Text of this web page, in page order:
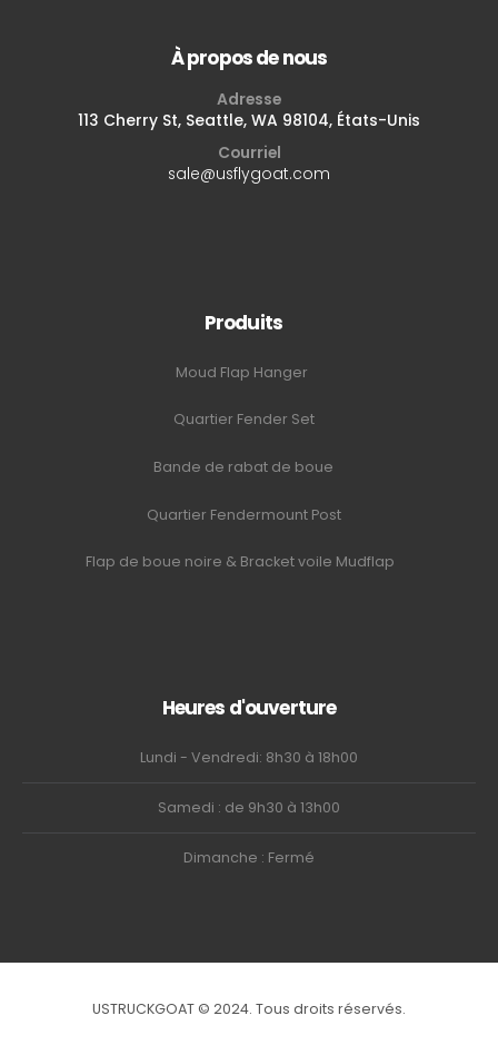
À propos de nous
Adresse
113 Cherry St, Seattle, WA 98104, États-Unis
Courriel
sale@usflygoat.com
Produits
Moud Flap Hanger
Quartier Fender Set
Bande de rabat de boue
Quartier Fendermount Post
Flap de boue noire & Bracket voile Mudflap
Heures d'ouverture
Lundi - Vendredi: 8h30 à 18h00
Samedi : de 9h30 à 13h00
Dimanche : Fermé
USTRUCKGOAT © 2024. Tous droits réservés.